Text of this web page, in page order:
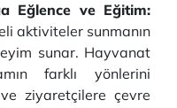
Eğlence ve Eğitim:
aktiviteler sunmanın
sunar. Hayvanat
farklı yönlerini
ziyaretçilere çevre